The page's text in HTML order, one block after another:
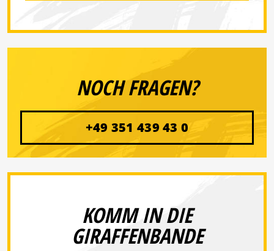
NOCH FRAGEN?
+49 351 439 43 0
KOMM IN DIE
GIRAFFENBANDE